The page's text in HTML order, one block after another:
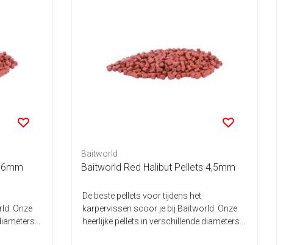
Onze
Baitworld
Baitworld Red Halibut Pellets 4,5mm
De beste pellets voor tijdens het
karpervissen scoor je bij Baitworld. Onze
heerlijke pellets in verschillende diameters...